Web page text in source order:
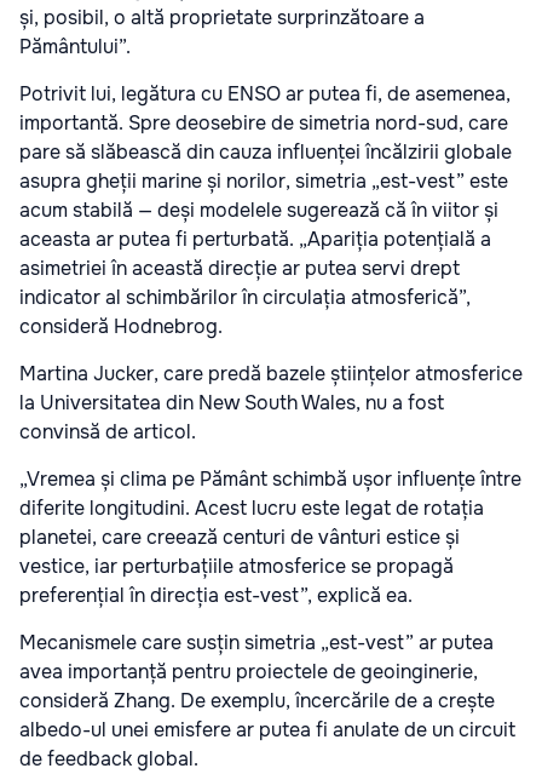
și, posibil, o altă proprietate surprinzătoare a
Pământului”.
Potrivit lui, legătura cu ENSO ar putea fi, de asemenea,
importantă. Spre deosebire de simetria nord-sud, care
pare să slăbească din cauza influenței încălzirii globale
asupra gheții marine și norilor, simetria „est-vest” este
acum stabilă — deși modelele sugerează că în viitor și
aceasta ar putea fi perturbată. „Apariția potențială a
asimetriei în această direcție ar putea servi drept
indicator al schimbărilor în circulația atmosferică”,
consideră Hodnebrog.
Martina Jucker, care predă bazele științelor atmosferice
la Universitatea din New South Wales, nu a fost
convinsă de articol.
„Vremea și clima pe Pământ schimbă ușor influențe între
diferite longitudini. Acest lucru este legat de rotația
planetei, care creează centuri de vânturi estice și
vestice, iar perturbațiile atmosferice se propagă
preferențial în direcția est-vest”, explică ea.
Mecanismele care susțin simetria „est-vest” ar putea
avea importanță pentru proiectele de geoinginerie,
consideră Zhang. De exemplu, încercările de a crește
albedo-ul unei emisfere ar putea fi anulate de un circuit
de feedback global.